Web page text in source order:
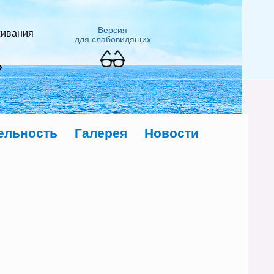
Версия
для слабовидящих
Галерея Новости